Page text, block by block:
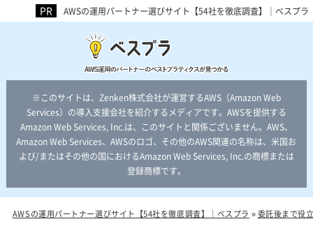
AWSの運用パートナー選びサイト【54社を徹底調査】｜べスプラ
※このサイトは、Zenken株式会社が運営するAWS（Amazon Web
Services）の導入支援会社を紹介するメディアです。AWSを提供する
Amazon Web Services, Inc.は、このサイトと関係ございません。AWS、
Amazon Web Services、AWSのロゴ、その他のAWS関連の名称は、米国お
よび/またはその他の国におけるAmazon Web Services, Inc.の商標または
登録商標です。
AWSの運用パートナー選びサイト【54社を徹底調査】｜べスプラ »委託後まで役